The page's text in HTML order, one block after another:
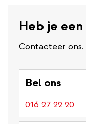
Heb je
Contacteer
Bel ons
016 27 22 20